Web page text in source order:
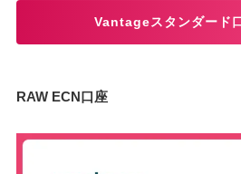
Vantageスタンダード
RAW ECN口座